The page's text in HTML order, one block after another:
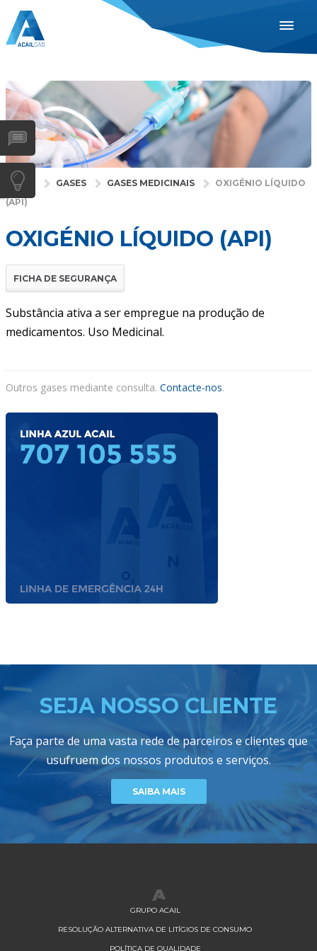
ACAIL GÁS
ENGLISH
ESPAÑOL
INDUSTRIAS
SAÚDE
EMPRESA
CONTACTOS
INÍCIO GASES GASES MEDICINAIS
OXIGÉNIO LÍQUIDO
(API)
OXIGÉNIO LÍQUIDO (API)
FICHA DE SEGURANÇA
Substância ativa a ser empregue na produção de
medicamentos. Uso Medicinal.
Outros gases mediante consulta.Contacte-nos.
SEJA NOSSO CLIENTE
Faça parte de uma vasta rede de parceiros e clientes que
usufruem dos nossos produtos e serviços.
SAIBA MAIS
GRUPO ACAIL
RESOLUÇÃO ALTERNATIVA DE LITÍGIOS DE CONSUMO
POLÍTICA DE QUALIDADE